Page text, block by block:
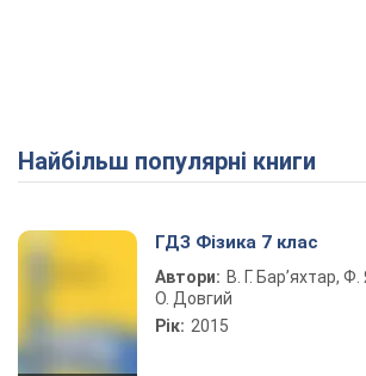
Найбільш популярні книги
ГДЗ Фізика 7 клас
Автори: В. Г. Бар’яхтар,
О. Довгий
Рік: 2015